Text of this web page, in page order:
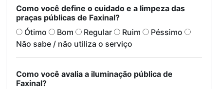
Como você define o cuidado e a limpeza das
praças públicas de Faxinal?
Ótimo
Bom Regular Ruim
Péssimo
Não sabe / não utiliza o serviço
Como você avalia a iluminação pública de
Faxinal?